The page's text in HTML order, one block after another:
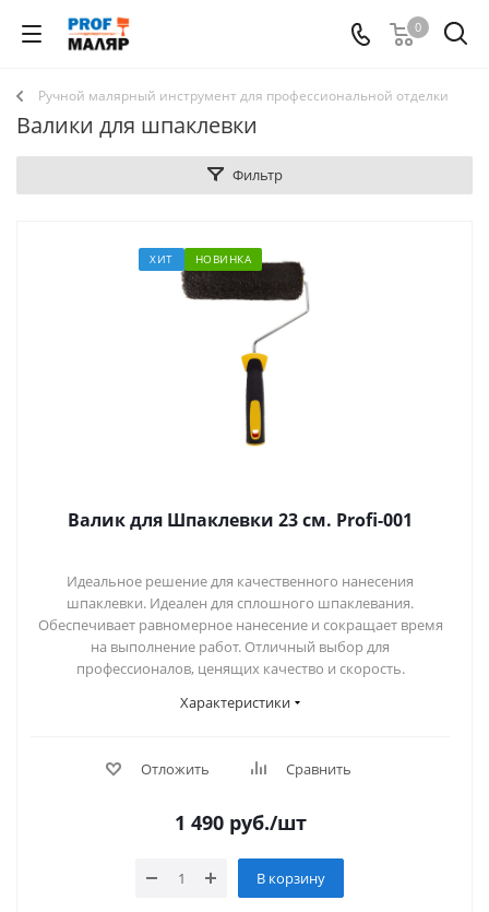
0
Ручной малярный инструмент для профессиональной отделки
Валики для шпаклевки
Фильтр
ХИТ НОВИНКА
Валик для Шпаклевки 23 см. Profi-001
Идеальное решение для качественного нанесения
шпаклевки. Идеален для сплошного шпаклевания.
Обеспечивает равномерное нанесение и сокращает время
на выполнение работ. Отличный выбор для
профессионалов, ценящих качество и скорость.
Характеристики
Отложить Сравнить
1 490 руб./шт
В корзину